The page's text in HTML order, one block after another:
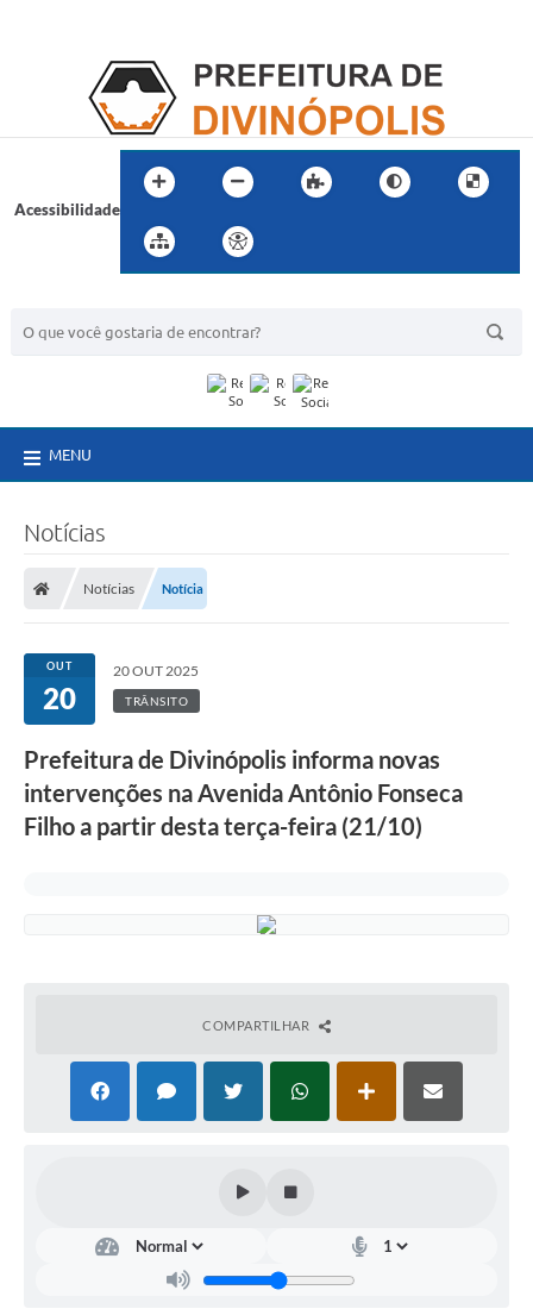
Acessibilidade
MENU
Notícias
Notícias Notícia
OUT
20
20 OUT 2025
TRÂNSITO
Prefeitura de Divinópolis informa novas
intervenções na Avenida Antônio Fonseca
Filho a partir desta terça-feira (21/10)
COMPARTILHAR